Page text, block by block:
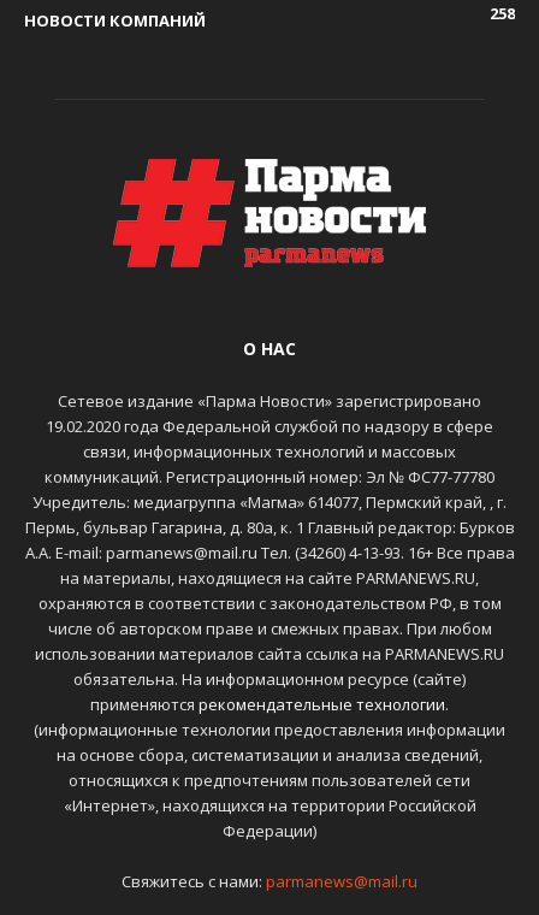
НОВОСТИ КОМПАНИЙ
258
О НАС
Сетевое издание «Парма Новости» зарегистрировано
19.02.2020 года Федеральной службой по надзору в сфере
связи, информационных технологий и массовых
коммуникаций. Регистрационный номер: Эл № ФС77-77780
Учредитель: медиагруппа «Магма» 614077, Пермский край, , г.
Пермь, бульвар Гагарина, д. 80а, к. 1 Главный редактор: Бурков
А.А. E-mail: parmanews@mail.ru Тел. (34260) 4-13-93. 16+ Все права
на материалы, находящиеся на сайте PARMANEWS.RU,
охраняются в соответствии с законодательством РФ, в том
числе об авторском праве и смежных правах. При любом
использовании материалов сайта ссылка на PARMANEWS.RU
обязательна. На информационном ресурсе (сайте)
применяются рекомендательные технологии.
(информационные технологии предоставления информации
на основе сбора, систематизации и анализа сведений,
относящихся к предпочтениям пользователей сети
«Интернет», находящихся на территории Российской
Федерации)
Свяжитесь с нами: parmanews@mail.ru